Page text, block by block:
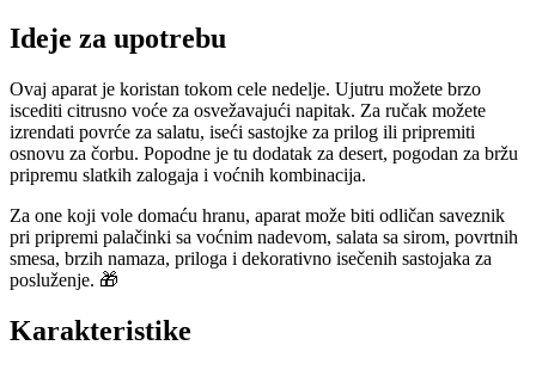
Ideje za upotrebu
Ovaj aparat je koristan tokom cele nedelje. Ujutru možete brzo
iscediti citrusno voće za osvežavajući napitak. Za ručak možete
izrendati povrće za salatu, iseći sastojke za prilog ili pripremiti
osnovu za čorbu. Popodne je tu dodatak za desert, pogodan za bržu
pripremu slatkih zalogaja i voćnih kombinacija.
Za one koji vole domaću hranu, aparat može biti odličan saveznik
pri pripremi palačinki sa voćnim nadevom, salata sa sirom, povrtnih
smesa, brzih namaza, priloga i dekorativno isečenih sastojaka za
posluženje. 🎁
Karakteristike